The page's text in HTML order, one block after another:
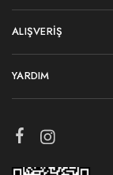
ALIŞVERIŞ
YARDIM